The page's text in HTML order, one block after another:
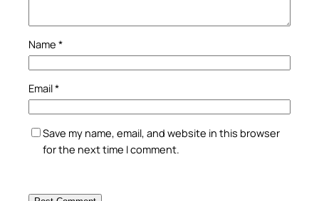
Name *
Email*
Save my name, email, and website in this browser
for the next time I comment.